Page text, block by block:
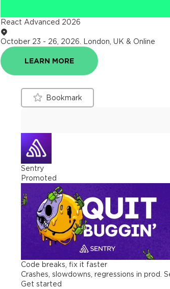
React Advanced 2026
October 23 - 26, 2026 London, UK & Online
LEARN MORE
Bookmark
Sentry
Promoted
Code breaks, fix it faster
Crashes, slowdowns, regressions in prod.
Get started